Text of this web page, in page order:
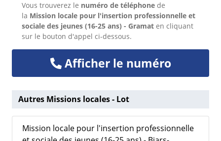
Vous trouverez le numéro de téléphone de
la Mission locale pour l'insertion professionnelle et
sociale des jeunes (16-25 ans) - Gramat en cliquant
sur le bouton d'appel ci-dessous.
Afficher le numéro
Autres Missions locales - Lot
Mission locale pour l'insertion professionnelle